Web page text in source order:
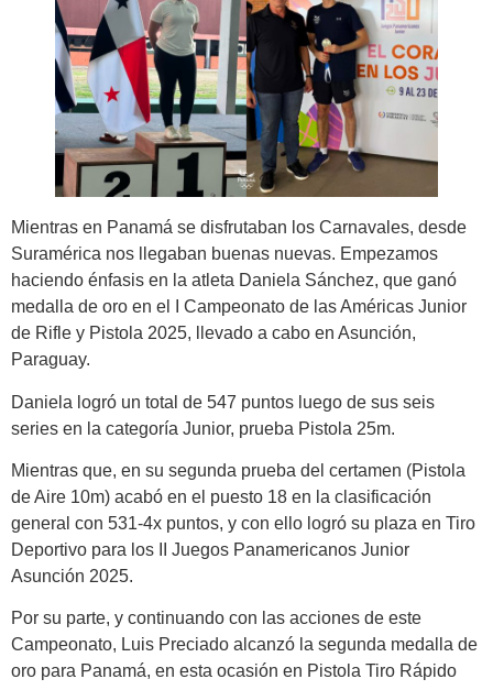
Mientras en Panamá se disfrutaban los Carnavales, desde
Suramérica nos llegaban buenas nuevas. Empezamos
haciendo énfasis en la atleta Daniela Sánchez, que ganó
medalla de oro en el I Campeonato de las Américas Junior
de Rifle y Pistola 2025, llevado a cabo en Asunción,
Paraguay.
Daniela logró un total de 547 puntos luego de sus seis
series en la categoría Junior, prueba Pistola 25m.
Mientras que, en su segunda prueba del certamen (Pistola
de Aire 10m) acabó en el puesto 18 en la clasificación
general con 531-4x puntos, y con ello logró su plaza en Tiro
Deportivo para los II Juegos Panamericanos Junior
Asunción 2025.
Por su parte, y continuando con las acciones de este
Campeonato, Luis Preciado alcanzó la segunda medalla de
oro para Panamá, en esta ocasión en Pistola Tiro Rápido